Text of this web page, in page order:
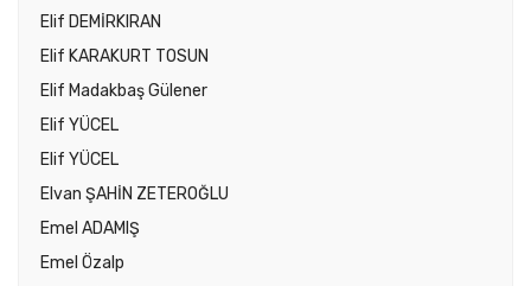
Elif DEMİRKIRAN
Elif KARAKURT TOSUN
Elif Madakbaş Gülener
Elif YÜCEL
Elif YÜCEL
Elvan ŞAHİN ZETEROĞLU
Emel ADAMIŞ
Emel Özalp